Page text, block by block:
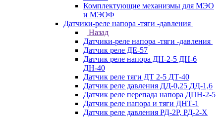
Комплектующие механизмы для МЭО
и МЭОФ
Датчики-реле напора -тяги -давления
Назад
Датчики-реле напора -тяги -давления
Датчик реле ДЕ-57
Датчик реле напора ДН-2-5 ДН-6
ДН-40
Датчик реле тяги ДТ 2-5 ДТ-40
Датчик реле давления ДД-0,25 ДД-1,6
Датчик реле перепада напора ДПН-2-5
Датчик реле напора и тяги ДНТ-1
Датчик реле давления РД-2Р, РД-2-Х